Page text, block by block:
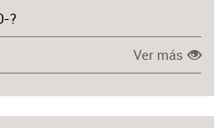
?
Ver más